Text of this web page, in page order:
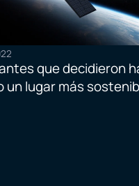
que decidieron
un lugar más